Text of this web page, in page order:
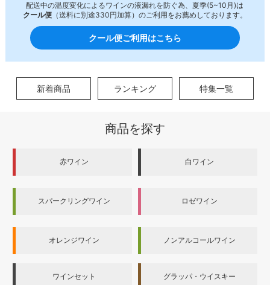
配送中の温度変化によるワインの液漏れを防ぐ為、夏季(5~10月)は
クール便（送料に別途330円加算）のご利用をお薦めしております。
クール便ご利用はこちら
新着商品 ランキング 特集一覧
商品を探す
赤ワイン 白ワイン
スパークリングワイン ロゼワイン
オレンジワイン ノンアルコールワイン
ワインセット グラッパ・ウイスキー